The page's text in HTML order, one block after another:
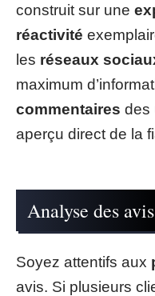
construit sur une
réactivité
les réseaux
maximum
commentaires des
aperçu direct de la
Analyse des avis
Soyez attentifs aux
avis. Si plusieurs